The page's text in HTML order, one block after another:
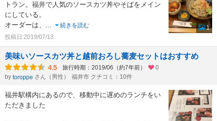
トラン。福井で人気のソースカツ丼やそばをメイン
にしている。
オーダーは、 ...
続きを読む
投稿日:2019/07/13
1
美味いソースカツ丼と越前おろし蕎麦セットはおすすめ
4.5 旅行時期：2019/06（約7年前）
0
by toroppe さん（男性） 福井市 クチコミ：10件
福井駅構内にあるので、移動中に遅めのランチをい
ただきました